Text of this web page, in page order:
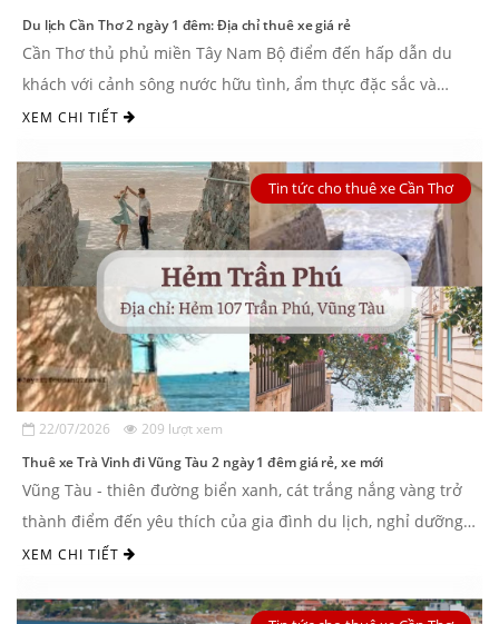
Du lịch Cần Thơ 2 ngày 1 đêm: Địa chỉ thuê xe giá rẻ
Cần Thơ thủ phủ miền Tây Nam Bộ điểm đến hấp dẫn du
khách với cảnh sông nước hữu tình, ẩm thực đặc sắc và
người dân hiếu khách. Với ...
XEM CHI TIẾT
Tin tức cho thuê xe Cần Thơ
22/07/2026 209 lượt xem
Thuê xe Trà Vinh đi Vũng Tàu 2 ngày 1 đêm giá rẻ, xe mới
Vũng Tàu - thiên đường biển xanh, cát trắng nắng vàng trở
thành điểm đến yêu thích của gia đình du lịch, nghỉ dưỡng.
Dịch vụ thuê xe ...
XEM CHI TIẾT